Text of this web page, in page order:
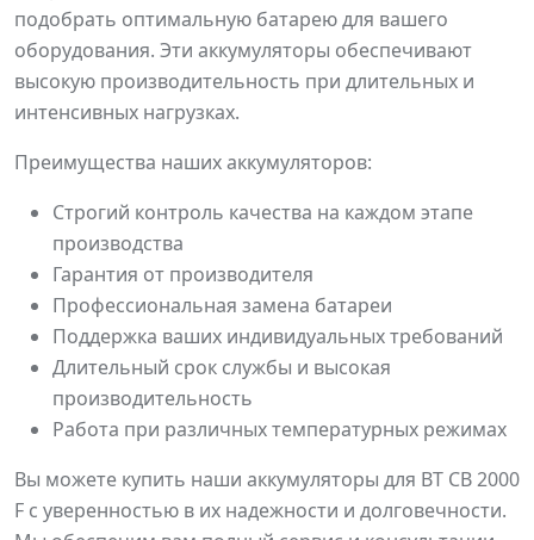
подобрать оптимальную батарею для вашего
оборудования. Эти аккумуляторы обеспечивают
высокую производительность при длительных и
интенсивных нагрузках.
Преимущества наших аккумуляторов:
Строгий контроль качества на каждом этапе
производства
Гарантия от производителя
Профессиональная замена батареи
Поддержка ваших индивидуальных требований
Длительный срок службы и высокая
производительность
Работа при различных температурных режимах
Вы можете купить наши аккумуляторы для BT CB 2000
F с уверенностью в их надежности и долговечности.